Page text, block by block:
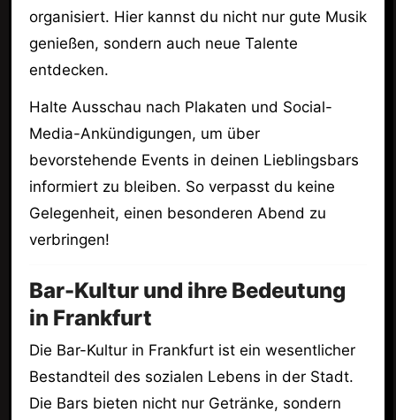
organisiert. Hier kannst du nicht nur gute Musik
genießen, sondern auch neue Talente
entdecken.
Halte Ausschau nach Plakaten und Social-
Media-Ankündigungen, um über
bevorstehende Events in deinen Lieblingsbars
informiert zu bleiben. So verpasst du keine
Gelegenheit, einen besonderen Abend zu
verbringen!
Bar-Kultur und ihre Bedeutung
in Frankfurt
Die Bar-Kultur in Frankfurt ist ein wesentlicher
Bestandteil des sozialen Lebens in der Stadt.
Die Bars bieten nicht nur Getränke, sondern